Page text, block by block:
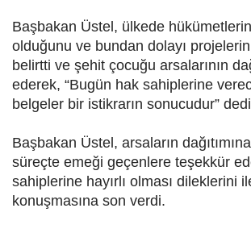
Başbakan Üstel, ülkede
olduğunu ve bundan dolayı projelerin
belirtti ve şehit çocuğu arsalarının
ederek, “Bugün hak sahiplerine
belgeler bir istikrarın sonucudur”
Başbakan Üstel, arsaların
süreçte emeği geçenlere teşekkür
sahiplerine hayırlı olması dileklerini
konuşmasına son verdi.